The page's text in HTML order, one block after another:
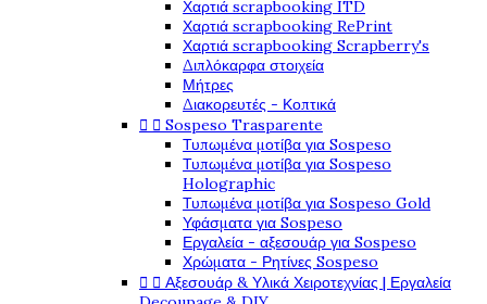
Χαρτιά scrapbooking ITD
Χαρτιά scrapbooking RePrint
Χαρτιά scrapbooking Scrapberry's
Διπλόκαρφα στοιχεία
Μήτρες
Διακορευτές - Κοπτικά
  Sospeso Trasparente
Τυπωμένα μοτίβα για Sospeso
Τυπωμένα μοτίβα για Sospeso
Holographic
Τυπωμένα μοτίβα για Sospeso Gold
Υφάσματα για Sospeso
Εργαλεία - αξεσουάρ για Sospeso
Χρώματα - Ρητίνες Sospeso
  Αξεσουάρ & Υλικά Χειροτεχνίας | Εργαλεία